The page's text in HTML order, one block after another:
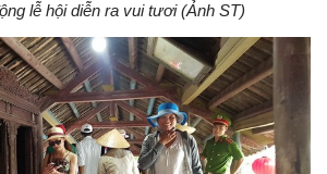
lễ hội diễn ra vui tươi (Ảnh ST)